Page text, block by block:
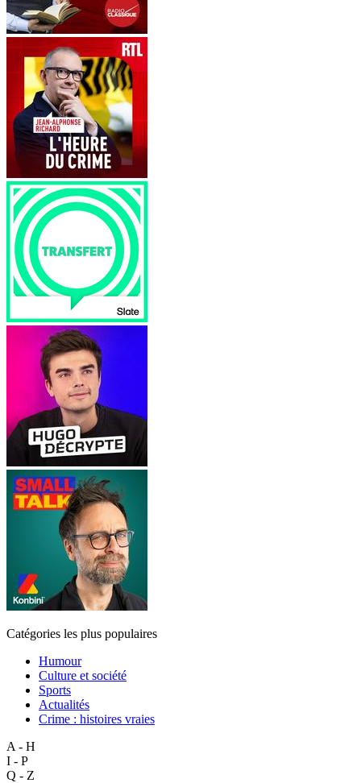
Catégories les plus populaires
Humour
Culture et société
Sports
Actualités
Crime : histoires vraies
A - H
I - P
Q - Z